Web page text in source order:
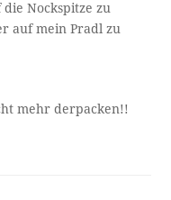
Nockspitze zu
auf mein Pradl zu
mehr derpacken!!